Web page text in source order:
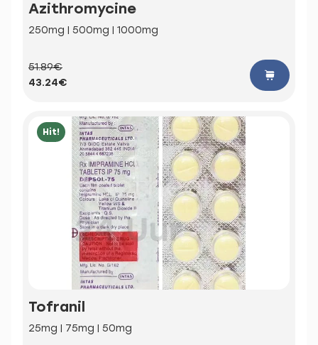
Azithromycine
250mg | 500mg | 1000mg
51.89€
43.24€
Hit!
Tofranil
25mg | 75mg | 50mg